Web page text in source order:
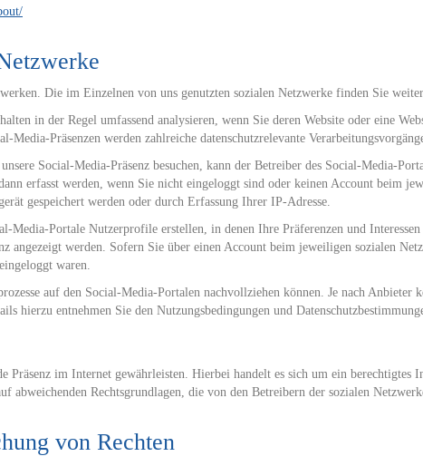
Die im Einzelnen von uns genutzten sozialen Netzwerke finden Sie
in der Regel umfassend analysieren, wenn Sie deren Website oder eine
Media-Präsenzen werden zahlreiche datenschutzrelevante
Social-Media-Präsenz besuchen, kann der Betreiber des Social-Media-
erfasst werden, wenn Sie nicht eingeloggt sind oder keinen Account beim
gespeichert werden oder durch Erfassung Ihrer IP-Adresse.
Portale Nutzerprofile erstellen, in denen Ihre Präferenzen und
angezeigt werden. Sofern Sie über einen Account beim jeweiligen sozialen
waren.
auf den Social-Media-Portalen nachvollziehen können. Je nach Anbieter
hierzu entnehmen Sie den Nutzungsbedingungen und
Präsenz im Internet gewährleisten. Hierbei handelt es sich um ein
abweichenden Rechtsgrundlagen, die von den Betreibern der sozialen
von Rechten